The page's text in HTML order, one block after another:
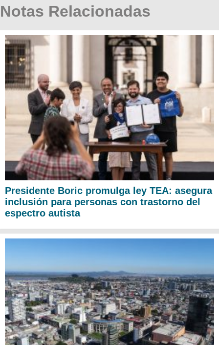
Notas Relacionadas
Presidente Boric promulga ley TEA: asegura
inclusión para personas con trastorno del
espectro autista